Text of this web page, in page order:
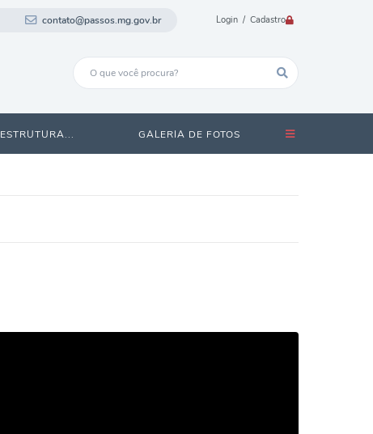
Login / Cadastro
contato@passos.mg.gov.br
ESTRUTURA... GALERIA DE FOTOS